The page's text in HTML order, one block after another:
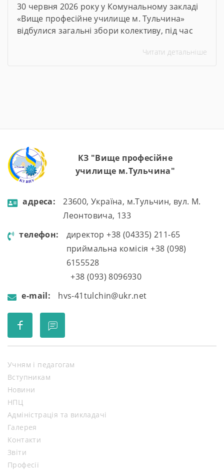
30 червня 2026 року у Комунальному закладі
«Вище професійне училище м. Тульчина»
відбулися загальні збори колективу, під час
прозвітувала про підсумки роботи за 2025–
зіткнутися, […]
Читати детальніше
КЗ "Вище професійне
училище м.Тульчина"
aдресa:
23600, Україна, м.Тульчин, вул. М.
Леонтовича, 133
телефон:
директор +38 (04335) 211-65
приймальна комісія +38 (098)
6155528
+38 (093) 8096930
e-mail:
hvs-41tulchin@ukr.net
Учням і педагогам
Вступникам
Новини
НПЦ
Адміністрація та викладачі
Галерея
Контакти
Звіти
Професії